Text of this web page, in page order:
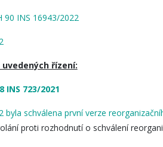
90 INS 16943/2022
řízení:
INS 723/2021
schválena první verze
proti rozhodnutí o schválení